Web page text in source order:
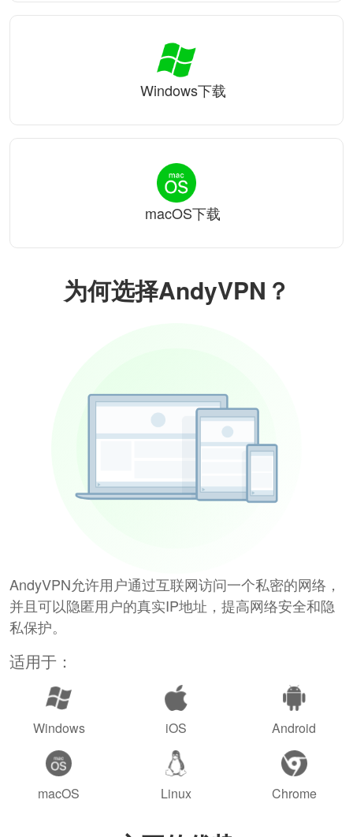
为何选择AndyVPN？
AndyVPN允许用户通过互联网访问一个私密的网络，
并且可以隐匿用户的真实IP地址，提高网络安全和隐
私保护。
适用于：
Windows iOS Android
macOS Linux Chrome
Windows下载
macOS下载